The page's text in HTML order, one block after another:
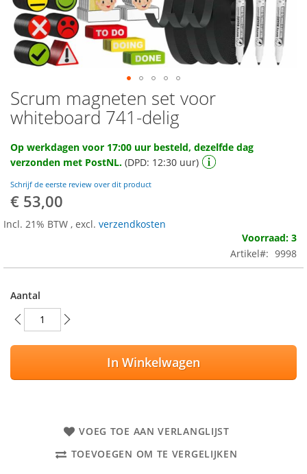
Ga
naar
het
van
de
gallerij
Scrum magneten set voor
whiteboard 741-delig
Op werkdagen voor 17:00 uur besteld, dezelfde dag
verzonden met PostNL. (DPD: 12:30 uur)
Schrijf de eerste review over dit product
€ 53,00
Incl. 21% BTW , excl. verzendkosten
Voorraad: 3
Artikel
9998
Aantal
In Winkelwagen
VOEG TOE AAN VERLANGLIJST
TOEVOEGEN OM TE VERGELIJKEN